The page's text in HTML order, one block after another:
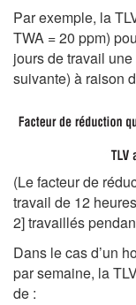
Par exemple, la
TWA = 20 ppm)
jours de travail
suivante) à raison
(Le facteur de
travail de 12
2] travaillés
Dans le cas d’un
par semaine, la
de :